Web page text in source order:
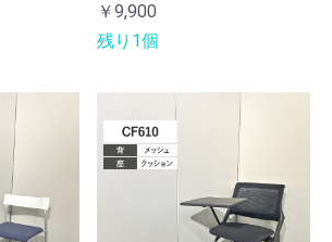
￥9,900
残り1個